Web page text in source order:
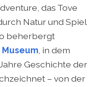
das Tove
Natur und Spiel
beherbergt
Museum, in dem
Geschichte der
– von der